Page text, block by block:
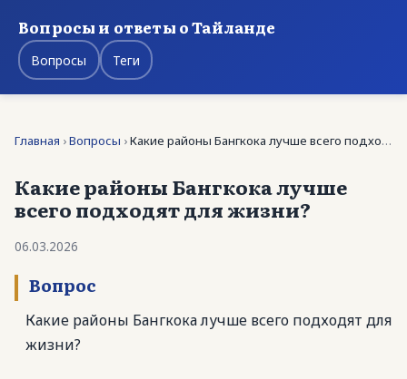
Вопросы и ответы о Тайланде
Вопросы Теги
Главная ›Вопросы ›Какие районы Бангкока лучше всего подходят для …
Какие районы Бангкока лучше
всего подходят для жизни?
06.03.2026
Вопрос
Какие районы Бангкока лучше всего подходят для
жизни?